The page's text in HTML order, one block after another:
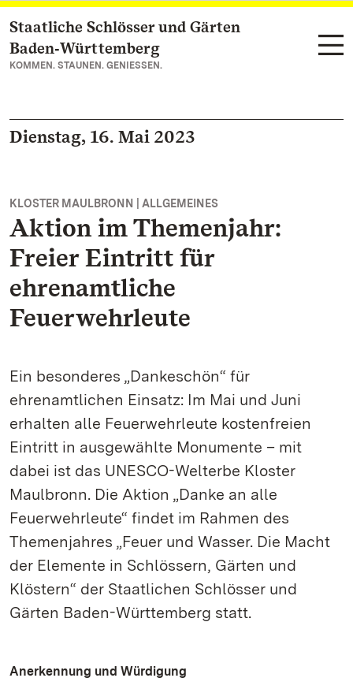
Zum Hauptinhalt springen
Staatliche Schlösser und Gärten
Baden‑Württemberg
KOMMEN. STAUNEN. GENIESSEN.
Dienstag, 16. Mai 2023
KLOSTER MAULBRONN | ALLGEMEINES
Aktion im Themenjahr:
Freier Eintritt für
ehrenamtliche
Feuerwehrleute
Ein besonderes „Dankeschön“ für
ehrenamtlichen Einsatz: Im Mai und Juni
erhalten alle Feuerwehrleute kostenfreien
Eintritt in ausgewählte Monumente – mit
dabei ist das UNESCO-Welterbe Kloster
Maulbronn. Die Aktion „Danke an alle
Feuerwehrleute“ findet im Rahmen des
Themenjahres „Feuer und Wasser. Die Macht
der Elemente in Schlössern, Gärten und
Klöstern“ der Staatlichen Schlösser und
Gärten Baden-Württemberg statt.
Anerkennung und Würdigung